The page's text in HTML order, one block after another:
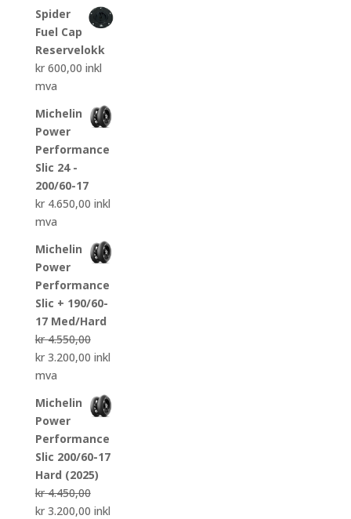
Spider
Fuel Cap
Reservelokk
kr600,00 inkl
mva
Michelin
Power
Performance
Slic 24 -
200/60-17
kr4.650,00 inkl
mva
Michelin
Power
Performance
Slic + 190/60-
17 Med/Hard
kr4.550,00
Opprinnelig
pris
kr 4.550,00.
kr3.200,00Nåværende
er:
kr 3.200,00.
inkl
mva
Michelin
Power
Performance
Slic 200/60-17
Hard (2025)
kr4.450,00
Opprinnelig
kr3.200,00Nåværende
inkl